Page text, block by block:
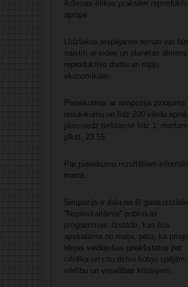
ikdienas ētikas praksēm
aprūpē.
Līdztekus iespējamie temati var būt
saistīti ar vides un planētas
reproduktīvo darbu un rūpju
ekonomikām.
Pieteikumus ar simpozija ziņojuma
nosaukumu un līdz 200 vārdu
jāiesniedz tiešsaistē līdz 1. martam
plkst. 23.55.
Par pieteikumu rezultātiem
martā.
Simpozijs ir daļa no šī gada
“Nepieskaitāmie” publiskās
programmas. Izstāde, kas būs
apskatāma no maija, pēta, kā
idejas veidojušas priekšstatus par
cilvēka un citu dzīvo būtņu spējām,
vērtību un veselības kritērijiem.